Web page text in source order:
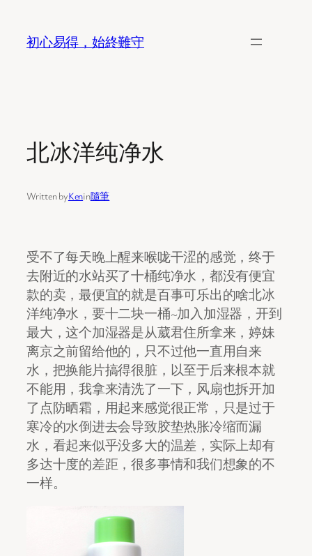
content
初心易得，始終難守
北冰洋纯净水
Written byKenin隨筆
受不了每天晚上醒来喉咙干涩的感觉，终于
去附近的水站买了十桶纯净水，都没有便宜
款的卖，最便宜的就是百事可乐出的啥北冰
洋纯净水，要十二块一桶~加入加湿器，开到
最大，这个加湿器是从葳君住所拿来，婷妹
离京之前留给他的，只不过他一直用自来
水，把换能片搞得很脏，以至于后来根本就
不能用，我拿来清洗了一下，风扇也拆开加
了点防晒霜，用起来感觉很正常，只是过于
寒冷的水倒进去会导致胶垫热胀冷缩而漏
水，看起来似乎没多大的温差，实际上却有
多达十度的差距，很多事情和我们想象的不
一样。